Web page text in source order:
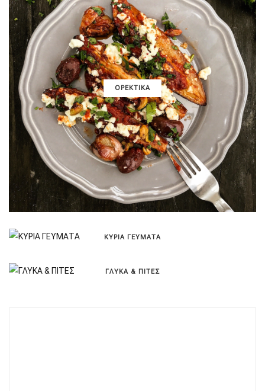
ΟΡΕΚΤΙΚΑ
ΚΥΡΙΑ ΓΕΥΜΑΤΑ
ΓΛΥΚΑ & ΠΙΤΕΣ